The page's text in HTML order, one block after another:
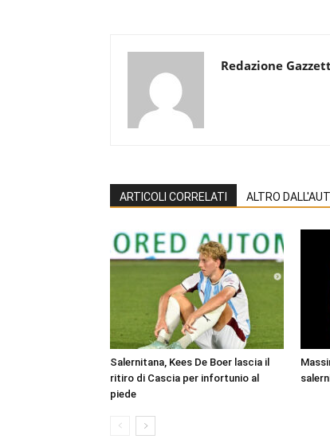
Redazione
ARTICOLI CORRELATI ALTRO
Salernitana, Kees De Boer lascia il
ritiro di Cascia per infortunio al
piede